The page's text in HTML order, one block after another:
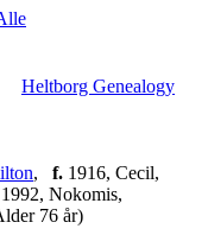
Heltborg Genealogy
, f. 1916, Cecil,
1992, Nokomis,
76 år)